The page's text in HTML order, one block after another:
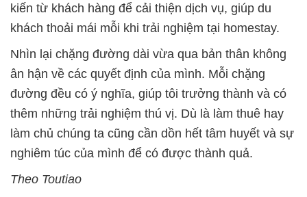
kiến từ khách hàng để cải thiện dịch vụ, giúp du
khách thoải mái mỗi khi trải nghiệm tại homestay.
Nhìn lại chặng đường dài vừa qua bản thân không
ân hận về các quyết định của mình. Mỗi chặng
đường đều có ý nghĩa, giúp tôi trưởng thành và có
thêm những trải nghiệm thú vị. Dù là làm thuê hay
làm chủ chúng ta cũng cần dồn hết tâm huyết và sự
nghiêm túc của mình để có được thành quả.
Theo Toutiao